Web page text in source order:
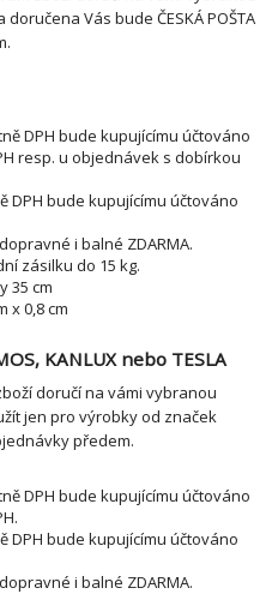
Vás bude ČESKÁ POŠTA
DPH bude kupujícímu účtováno
resp. u objednávek s dobírkou
DPH bude kupujícímu účtováno
i balné ZDARMA.
zásilku do 15 kg.
35 cm
x 0,8 cm
KANLUX nebo TESLA
doručí na vámi vybranou
jen pro výrobky od značek
předem.
DPH bude kupujícímu účtováno
DPH bude kupujícímu účtováno
i balné ZDARMA.